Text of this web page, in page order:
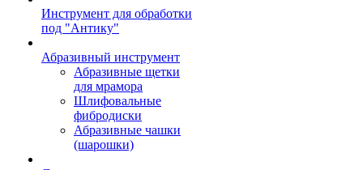
Инструмент для обработки
под "Антику"
Абразивный инструмент
Абразивные щетки
для мрамора
Шлифовальные
фибродиски
Абразивные чашки
(шарошки)